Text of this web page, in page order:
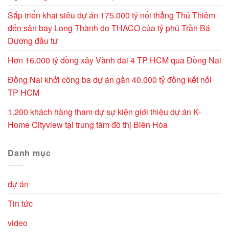
Sắp triển khai siêu dự án 175.000 tỷ nối thẳng Thủ Thiêm
đến sân bay Long Thành do THACO của tỷ phú Trần Bá
Dương đầu tư
Hơn 16.000 tỷ đồng xây Vành đai 4 TP HCM qua Đồng Nai
Đồng Nai khởi công ba dự án gần 40.000 tỷ đồng kết nối
TP HCM
1.200 khách hàng tham dự sự kiện giới thiệu dự án K-
Home Cityview tại trung tâm đô thị Biên Hòa
Danh mục
dự án
Tin tức
video